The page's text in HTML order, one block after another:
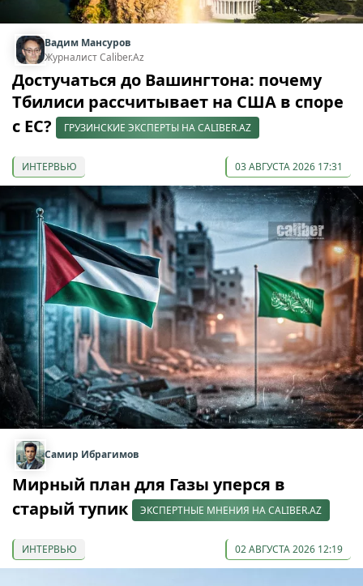
Вадим Мансуров
Журналист Caliber.Az
Достучаться до Вашингтона: почему
Тбилиси рассчитывает на США в споре
с ЕС?
ГРУЗИНСКИЕ ЭКСПЕРТЫ НА CALIBER.AZ
ИНТЕРВЬЮ 03 АВГУСТА 2026 17:31
Самир Ибрагимов
Мирный план для Газы уперся в
старый тупик
ЭКСПЕРТНЫЕ МНЕНИЯ НА CALIBER.AZ
ИНТЕРВЬЮ 02 АВГУСТА 2026 12:19